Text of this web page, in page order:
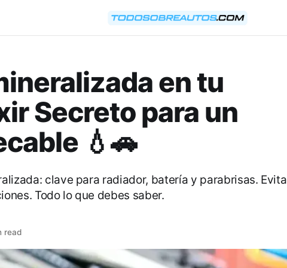
en tu
Secreto para un
💧🚗
clave para radiador, batería y parabrisas. Evita
Todo lo que debes saber.
read